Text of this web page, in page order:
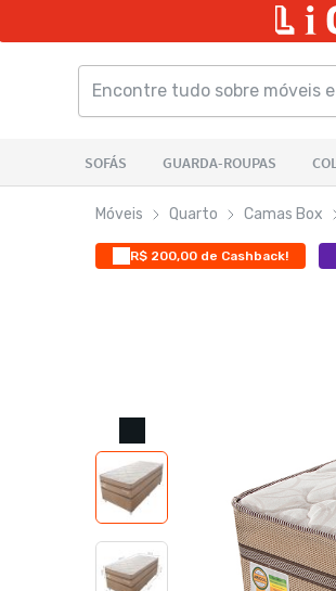
Móveis Quarto Camas Box
R$ 200,00 de Cashback!